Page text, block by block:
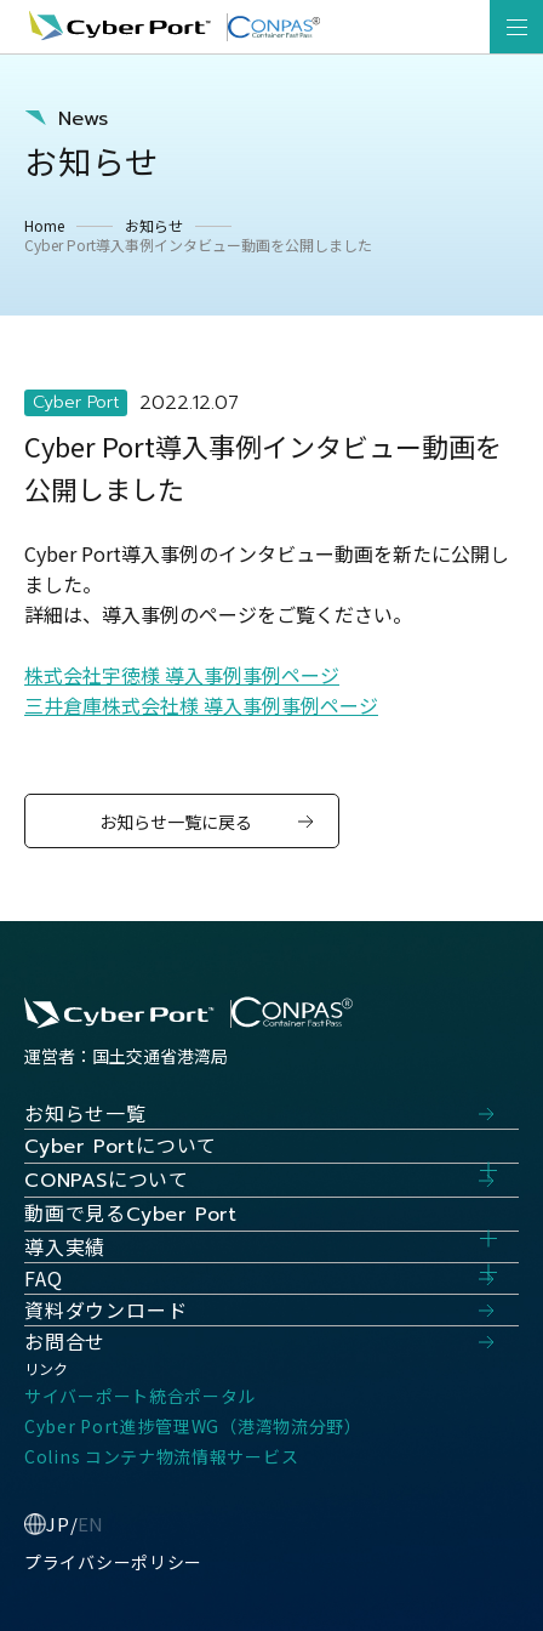
News
お知らせ
Home
お知らせ
Cyber Port導入事例インタビュー動画を公開しました
Cyber Port 2022.12.07
Cyber Port導入事例インタビュー動画を
公開しました
Cyber Port導入事例のインタビュー動画を新たに公開し
ました。
詳細は、導入事例のページをご覧ください。
株式会社宇徳様 導入事例事例ページ
三井倉庫株式会社様 導入事例事例ページ
お知らせ一覧に戻る
運営者：国土交通省港湾局
お知らせ一覧
Cyber Portについて
CONPASについて
動画で見るCyber Port
導入実績
FAQ
資料ダウンロード
お問合せ
リンク
サイバーポート統合ポータル
Cyber Port進捗管理WG（港湾物流分野）
Colins コンテナ物流情報サービス
JP/EN
プライバシーポリシー